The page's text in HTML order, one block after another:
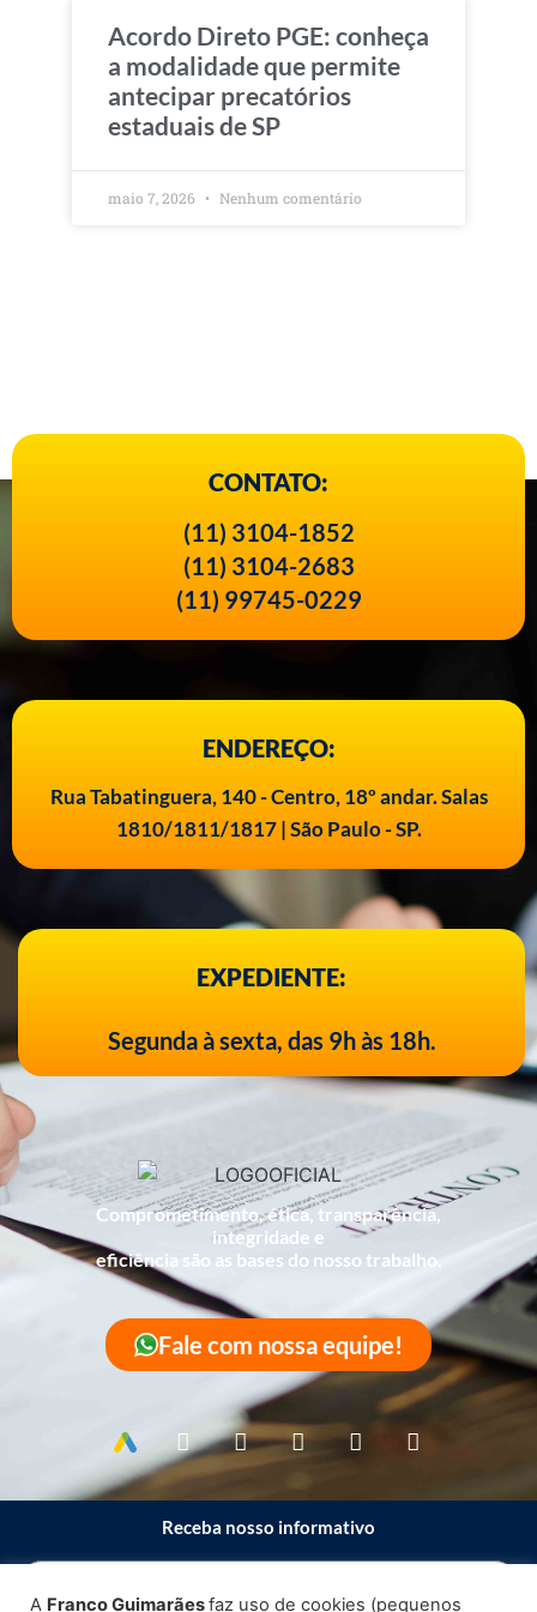
Acordo Direto PGE: conheça
a modalidade que permite
antecipar precatórios
estaduais de SP
maio 7, 2026 Nenhum comentário
CONTATO:
(11) 3104-1852
(11) 3104-2683
(11) 99745-0229
ENDEREÇO:
Rua Tabatinguera, 140 - Centro, 18º andar. Salas
1810/1811/1817 | São Paulo - SP.
EXPEDIENTE:
Segunda à sexta, das 9h às 18h.
Comprometimento, ética, transparência,
integridade e
eficiência são as bases do nosso trabalho.
Fale com nossa equipe!
Receba nosso informativo
A Franco Guimarãesfaz uso de cookies (pequenos